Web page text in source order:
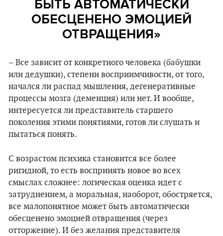
БЫТЬ АВТОМАТИЧЕСКИ
ОБЕСЦЕНЕНО ЭМОЦИЕЙ
ОТВРАЩЕНИЯ»
– Все зависит от конкретного человека (бабушки
или дедушки), степени восприимчивости, от того,
начался ли распад мышления, дегенеративные
процессы мозга (деменция) или нет. И вообще,
интересуется ли представитель старшего
поколения этими понятиями, готов ли слушать и
пытаться понять.
С возрастом психика становится все более
ригидной, то есть воспринять новое во всех
смыслах сложнее: логическая оценка идет с
затруднением, а моральная, наоборот, обостряется,
все малопонятное может быть автоматически
обесценено эмоцией отвращения (через
отторжение). И без желания представителя